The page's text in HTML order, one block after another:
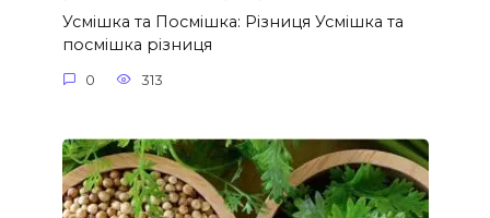
Усмішка та Посмішка: Різниця Усмішка та
посмішка різниця
0 313